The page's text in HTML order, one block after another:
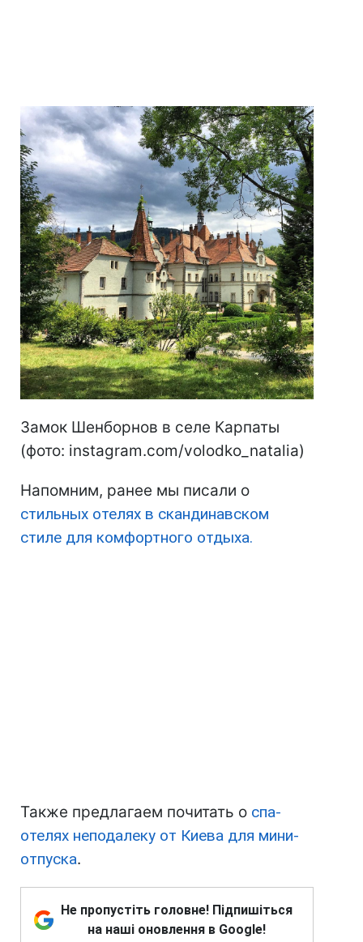
Замок Шенборнов в селе Карпаты
(фото: instagram.com/volodko_natalia)
Напомним, ранее мы писали о
стильных отелях в скандинавском
стиле для комфортного отдыха.
Также предлагаем почитать о спа-
отелях неподалеку от Киева для мини-
отпуска.
Не пропустіть головне! Підпишіться
на наші оновлення в Google!